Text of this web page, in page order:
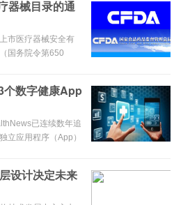
测试剂盒，获得国
疗器械注册证，将正
器械目录的通
市医疗器械安全有
国务院令第650
总局选取部分植入性
医疗器械目录》，现
个数字健康App
已连续数年追
立应用程序（App）
设计决定未来